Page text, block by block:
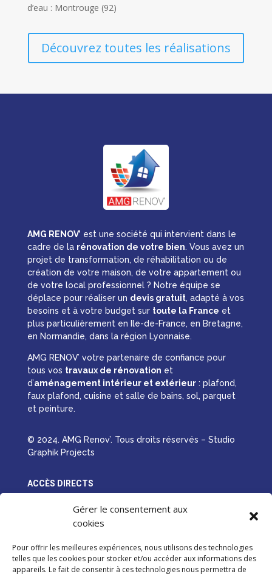
Gérer le consentement aux
cookies
Pour offrir les meilleures expériences, nous utilisons des technologies
telles que les cookies pour stocker et/ou accéder aux informations des
appareils. Le fait de consentir à ces technologies nous permettra de
d’eau : Montrouge (92)
Découvrez toutes les réalisations
AMG RENOV’ est une société qui intervient dans le
cadre de la rénovation de votre bien. Vous avez un
projet de transformation, de réhabilitation ou de
création de votre maison, de votre appartement ou
de votre local professionnel ? Notre équipe se
déplace pour réaliser un devis gratuit, adapté à vos
besoins et à votre budget sur toute la France et
plus particulièrement en Ile-de-France, en Bretagne,
en Normandie, dans la région Lyonnaise.
AMG RENOV’ votre partenaire de confiance pour
tous vos travaux de rénovation et
d’aménagement intérieur et extérieur: plafond,
faux plafond, cuisine et salle de bains, sol, parquet
et peinture.
© 2024. AMG Renov’. Tous droits réservés – Studio
Graphik Projects
ACCÈS DIRECTS
Rénovation intérieure
Rénovation extérieure
Qui sommes-nous ?